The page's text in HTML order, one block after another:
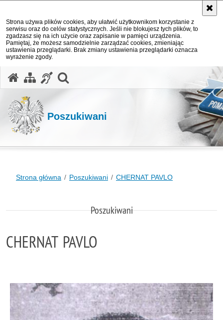
Strona używa plików cookies, aby ułatwić użytkownikom korzystanie z
serwisu oraz do celów statystycznych. Jeśli nie blokujesz tych plików, to
zgadzasz się na ich użycie oraz zapisanie w pamięci urządzenia.
Pamiętaj, że możesz samodzielnie zarządzać cookies, zmieniając
ustawienia przeglądarki. Brak zmiany ustawienia przeglądarki oznacza
wyrażenie zgody.
Poszukiwani
Strona główna Poszukiwani CHERNAT PAVLO
Poszukiwani
CHERNAT PAVLO